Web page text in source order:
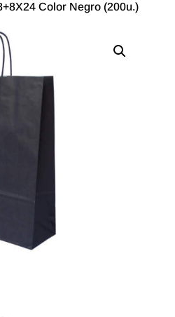
Color Negro (200u.)